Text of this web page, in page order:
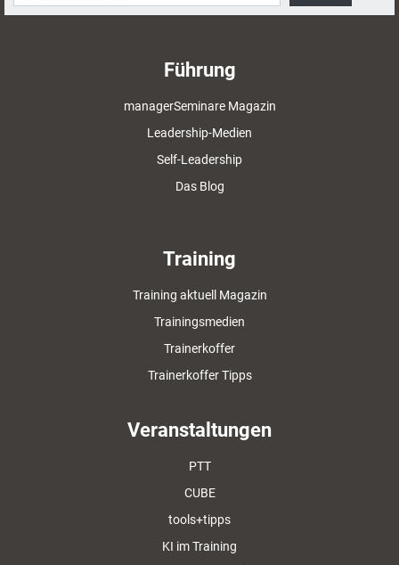
Führung
managerSeminare Magazin
Leadership-Medien
Self-Leadership
Das Blog
Training
Training aktuell Magazin
Trainingsmedien
Trainerkoffer
Trainerkoffer Tipps
Veranstaltungen
PTT
CUBE
tools+tipps
KI im Training